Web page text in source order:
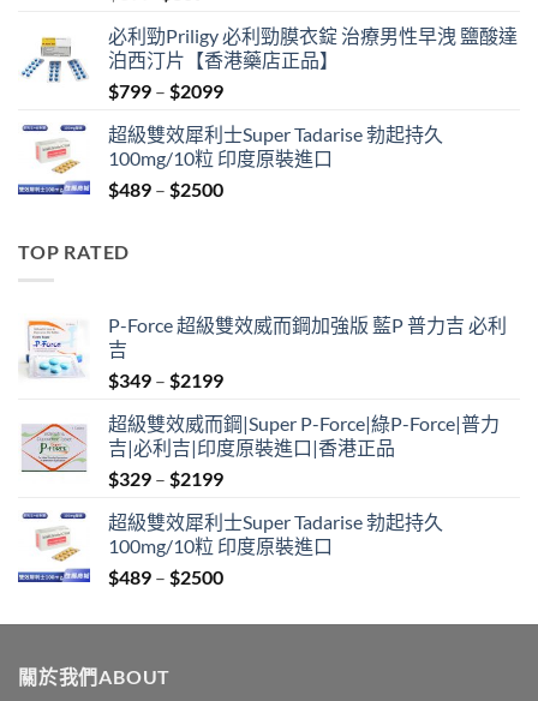
was:
$399.
is:
$369.
必利勁Priligy 必利勁膜衣錠 治療男性早洩 鹽酸達
泊西汀片【香港藥店正品】
$799 – $2099Price
$799
through
$2099
超級雙效犀利士Super Tadarise 勃起持久
100mg/10粒 印度原裝進口
$489 – $2500Price
TOP RATED
P-Force 超級雙效威而鋼加強版 藍P 普力吉 必利
吉
$349 – $2199Price
$349
through
$2199
超級雙效威而鋼|Super P-Force|綠P-Force|普力
吉|必利吉|印度原裝進口|香港正品
$329 – $2199Price
$329
through
$2199
超級雙效犀利士Super Tadarise 勃起持久
100mg/10粒 印度原裝進口
$489 – $2500Price
$489
關於我們ABOUT